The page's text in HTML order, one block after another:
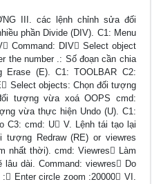
III. các lệnh chỉnh sửa đối
phần Divide (DIV). C1: Menu
Command: DIV Select object
the number .: Số đoạn cần chia
(E). C1: TOOLBAR C2:
Select objects: Chọn đối tượng
tượng vừa xoá OOPS cmd:
vừa thực hiện Undo (U). C1:
C3: cmd: U V. Lệnh tái tạo lại
Redraw (RE) or viewres
nhất thời). cmd: Viewres Làm
dài. Command: viewres Do
Enter circle zoom :20000 VI.